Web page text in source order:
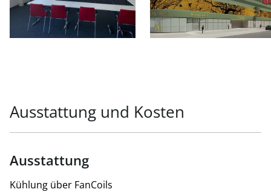
Ausstattung und Kosten
Ausstattung
Kühlung über FanCoils